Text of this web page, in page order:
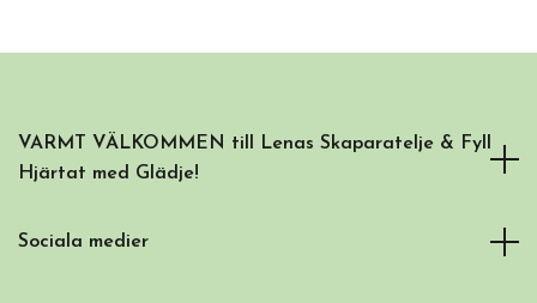
VARMT VÄLKOMMEN till Lenas Skaparatelje & Fyll
Hjärtat med Glädje!
Sociala medier